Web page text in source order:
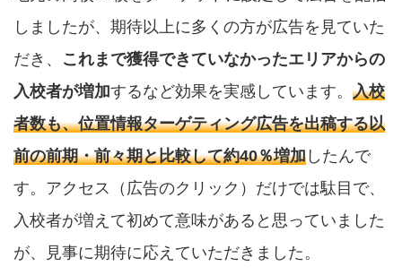
しましたが、期待以上に多くの方が広告を見ていた
だき、 これまで獲得できていなかったエリアからの
入校者が増加するなど効果を実感しています。 入校
者数も、位置情報ターゲティング広告を出稿する以
前の前期・前々期と比較して約40％増加 したんで
す。アクセス（広告のクリック）だけでは駄目で、
入校者が増えて初めて意味があると思っていました
が、見事に期待に応えていただきました。